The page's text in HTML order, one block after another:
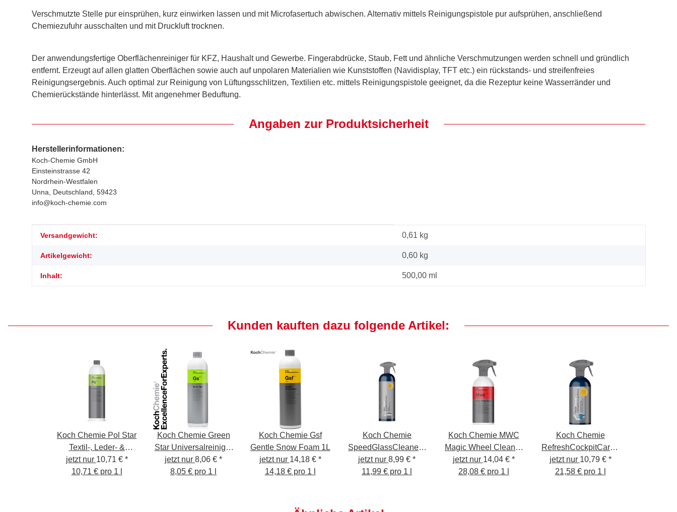
Verschmutzte Stelle pur einsprühen, kurz einwirken lassen und mit Microfasertuch abwischen. Alternativ mittels Reinigungspistole pur aufsprühen, anschließend
Chemiezufuhr ausschalten und mit Druckluft trocknen.
Der anwendungsfertige Oberflächenreiniger für KFZ, Haushalt und Gewerbe. Fingerabdrücke, Staub, Fett und ähnliche Verschmutzungen werden schnell und gründlich
entfernt. Erzeugt auf allen glatten Oberflächen sowie auch auf unpolaren Materialien wie Kunststoffen (Navidisplay, TFT etc.) ein rückstands- und streifenfreies
Reinigungsergebnis. Auch optimal zur Reinigung von Lüftungsschlitzen, Textilien etc. mittels Reinigungspistole geeignet, da die Rezeptur keine Wasserränder und
Chemierückstände hinterlässt. Mit angenehmer Beduftung.
Angaben zur Produktsicherheit
Herstellerinformationen:
Koch-Chemie GmbH
Einsteinstrasse 42
Nordrhein-Westfalen
Unna, Deutschland, 59423
info@koch-chemie.com
Produkteigenschaft
Wert
Versandgewicht: 0,61 kg
Artikelgewicht: 0,60 kg
Inhalt: 500,00 ml
Kunden kauften dazu folgende Artikel:
Koch Chemie Pol Star
Textil-, Leder- &
Alcantarareiniger 1L
jetzt nur 10,71 € *
10,71 € pro 1 l
Koch Chemie Green
Star Universalreiniger
1L
jetzt nur 8,06 € *
8,05 € pro 1 l
Koch Chemie Gsf
Gentle Snow Foam 1L
jetzt nur 14,18 € *
14,18 € pro 1 l
Koch Chemie
SpeedGlassCleaner -
Glasreiniger 750ml
KCX
jetzt nur 8,99 € *
11,99 € pro 1 l
Koch Chemie MWC
Magic Wheel Cleaner
- Säurefreier
Felgenreiniger -
jetzt nur 14,04 € *
28,08 € pro 1 l
Koch Chemie
RefreshCockpitCare -
Cockpitpflege
seidenmatt 500ml
jetzt nur 10,79 € *
21,58 € pro 1 l